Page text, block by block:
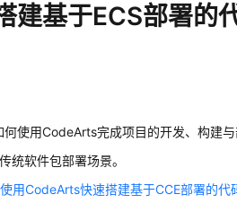
基于ECS部署的
使用CodeArts完成项目的开发、构建
统软件包部署场景。
使用CodeArts快速搭建基于CCE部署的代